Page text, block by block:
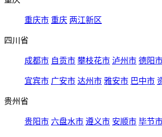
重庆市 重庆 两江新区
四川省
成都市 自贡市 攀枝花市 泸州市 德阳
宜宾市 广安市 达州市 雅安市 巴中市
贵州省
贵阳市 六盘水市 遵义市 安顺市 毕节